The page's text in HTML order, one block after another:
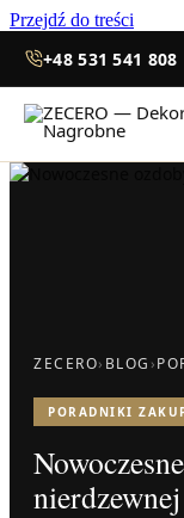
Przejdź do treści
+48 531 541 808
ZECERO› BLOG ›
PORADNIKI
nierdzewnej